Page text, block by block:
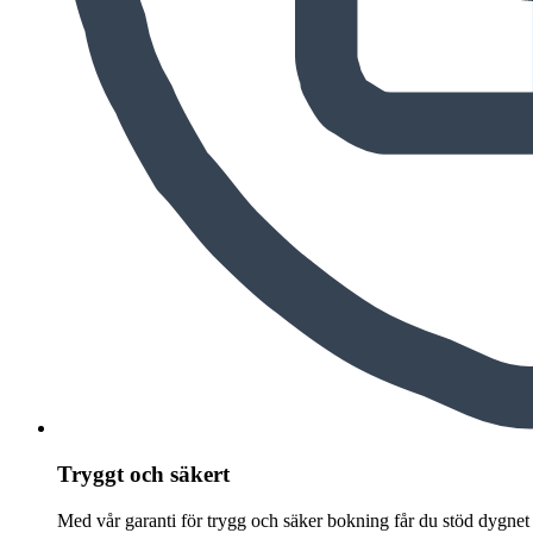
Tryggt och säkert
Med vår garanti för trygg och säker bokning får du stöd